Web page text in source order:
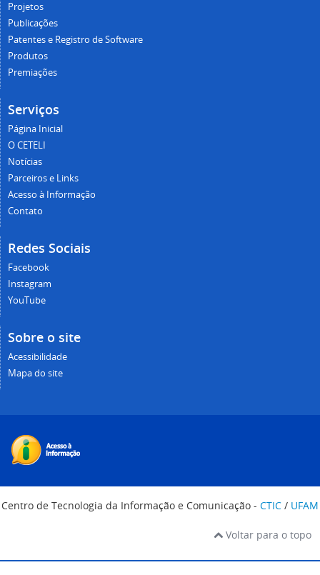
Projetos
Publicações
Patentes e Registro de Software
Produtos
Premiações
Serviços
Página Inicial
O CETELI
Notícias
Parceiros e Links
Acesso à Informação
Contato
Redes Sociais
Facebook
Instagram
YouTube
Sobre o site
Acessibilidade
Mapa do site
Centro de Tecnologia da Informação e Comunicação - CTIC / UFAM
Voltar para o topo